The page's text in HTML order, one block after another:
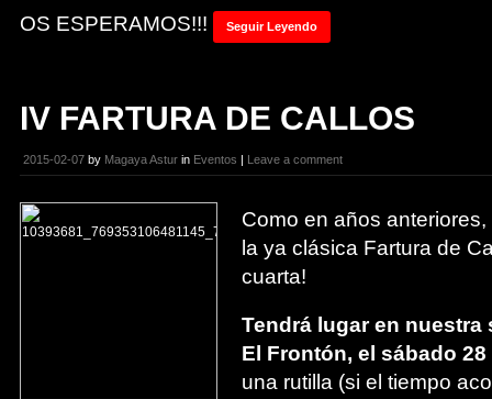
OS ESPERAMOS!!! Seguir Leyendo
IV FARTURA DE CALLOS
2015-02-07 by Magaya Astur in Eventos | Leave a comment
Como en años
la ya clásica Fartura de
cuarta!
Tendrá lugar en nuestra
El Frontón, el sábado
una rutilla (si el tiempo